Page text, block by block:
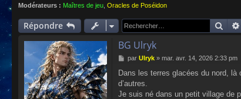
s
Modérateurs : Maîtres de jeu Oracles de Poséidon
Répondre
BG Ulryk
M
s
s
a
par Ulryk» mar. avr. 14, 2026 2:33 pm
Dans les terres glacées du nord, là
d’autres.
Je suis né dans un petit village de